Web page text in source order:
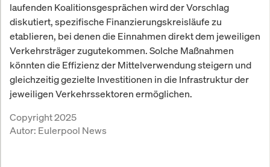
laufenden Koalitionsgesprächen wird der Vorschlag
diskutiert, spezifische Finanzierungskreisläufe zu
etablieren, bei denen die Einnahmen direkt dem jeweiligen
Verkehrsträger zugutekommen. Solche Maßnahmen
könnten die Effizienz der Mittelverwendung steigern und
gleichzeitig gezielte Investitionen in die Infrastruktur der
jeweiligen Verkehrssektoren ermöglichen.
Copyright 2025
Autor: Eulerpool News